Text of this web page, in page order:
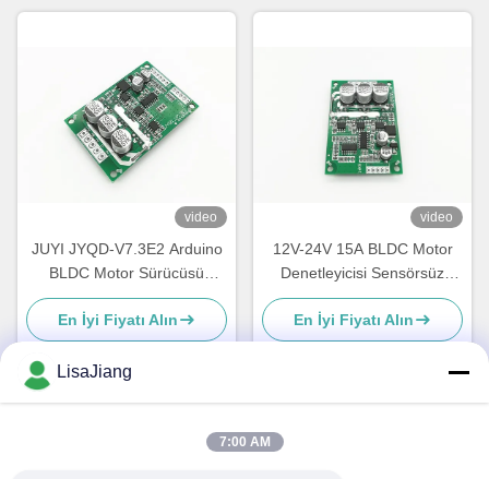
99999RPM | JYQD Motor
video
JUYI JYQD-V7.3E2 Arduino
BLDC Motor Sürücüsü
Maksimum Güç 500W Hall
Etkisi, 120°'de Hall ile
En İyi Fiyatı Alın
video
12V-24V 15A BLDC Motor
Denetleyicisi Sensörsüz
BLDC Motoru için PWM Hız
Sürücüsü JYQD-V6.3E2
En İyi Fiyatı Alın
LisaJiang
7:00 AM